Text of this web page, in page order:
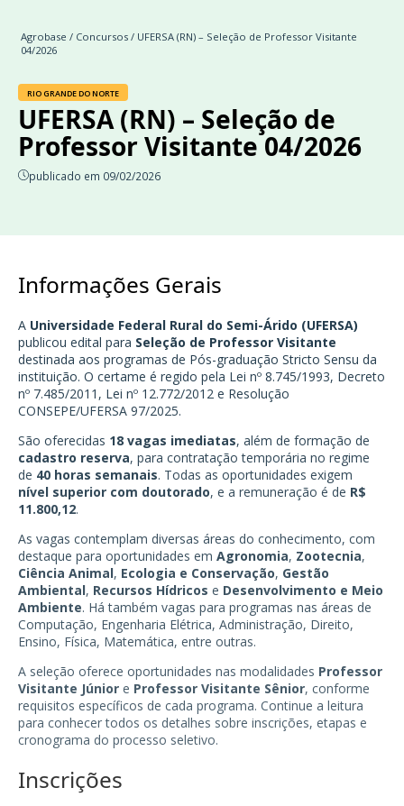
Agrobase / Concursos / UFERSA (RN) – Seleção de Professor Visitante
04/2026
RIO GRANDE DO NORTE
UFERSA (RN) – Seleção de
Professor Visitante 04/2026
publicado em 09/02/2026
Informações Gerais
A Universidade Federal Rural do Semi-Árido (UFERSA)
publicou edital para Seleção de Professor Visitante
destinada aos programas de Pós-graduação Stricto Sensu da
instituição. O certame é regido pela Lei nº 8.745/1993, Decreto
nº 7.485/2011, Lei nº 12.772/2012 e Resolução
CONSEPE/UFERSA 97/2025.
São oferecidas 18 vagas imediatas, além de formação de
cadastro reserva, para contratação temporária no regime
de 40 horas semanais. Todas as oportunidades exigem
nível superior com doutorado, e a remuneração é de R$
11.800,12.
As vagas contemplam diversas áreas do conhecimento, com
destaque para oportunidades em Agronomia, Zootecnia,
Ciência Animal, Ecologia e Conservação, Gestão
Ambiental, Recursos Hídricos e Desenvolvimento e Meio
Ambiente. Há também vagas para programas nas áreas de
Computação, Engenharia Elétrica, Administração, Direito,
Ensino, Física, Matemática, entre outras.
A seleção oferece oportunidades nas modalidades Professor
Visitante Júnior e Professor Visitante Sênior, conforme
requisitos específicos de cada programa. Continue a leitura
para conhecer todos os detalhes sobre inscrições, etapas e
cronograma do processo seletivo.
Inscrições